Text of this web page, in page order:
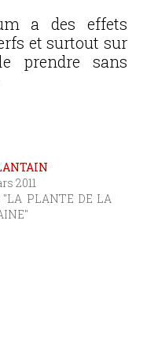
a des effets
et surtout sur
prendre sans
2011
"LA PLANTE DE LA